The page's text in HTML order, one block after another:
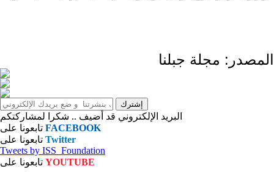
المصدر: مجلة جبلنا
البريد الإلكتروني قد أضيف .. شكرا لمشاركتكم
FACEBOOK
Twitter
Tweets by ISS_Foundation
YOUTUBE